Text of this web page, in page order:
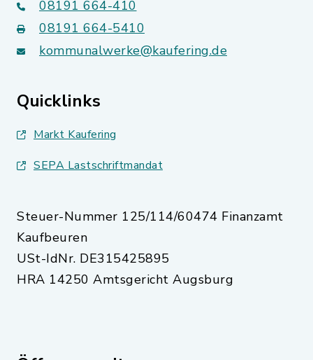
08191 664-410
08191 664-5410
kommunalwerke@kaufering.de
Quicklinks
Markt Kaufering
SEPA Lastschriftmandat
Steuer-Nummer 125/114/60474 Finanzamt
Kaufbeuren
USt-IdNr. DE315425895
HRA 14250 Amtsgericht Augsburg